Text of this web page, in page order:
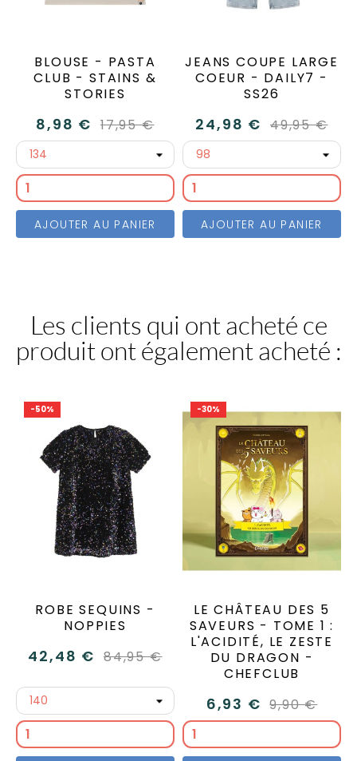
BLOUSE - PASTA
CLUB - STAINS &
STORIES
8,98 € 17,95 €
AJOUTER AU PANIER
JEANS COUPE LARGE
COEUR - DAILY7 -
SS26
24,98 € 49,95 €
AJOUTER AU PANIER
Les clients qui ont acheté ce
produit ont également acheté :
-50%
ROBE SEQUINS -
NOPPIES
42,48 € 84,95 €
-30%
LE CHÂTEAU DES 5
SAVEURS - TOME 1 :
L'ACIDITÉ, LE ZESTE
DU DRAGON -
CHEFCLUB
6,93 € 9,90 €